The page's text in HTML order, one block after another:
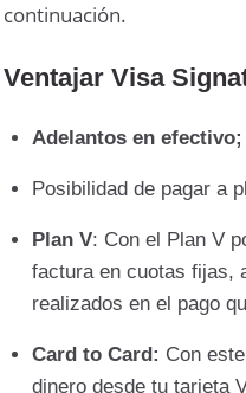
continuación.
Ventajar Visa
Adelantos en efectivo;
Posibilidad de pagar a
Plan V: Con el Plan V
factura en cuotas fijas,
realizados en el pago
Card to Card: Con
dinero desde tu tarjeta